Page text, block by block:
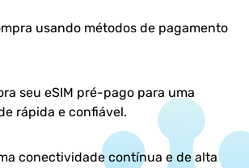
usando métodos de pagamento
seu eSIM pré-pago para uma
rápida e confiável.
conectividade contínua e de alta